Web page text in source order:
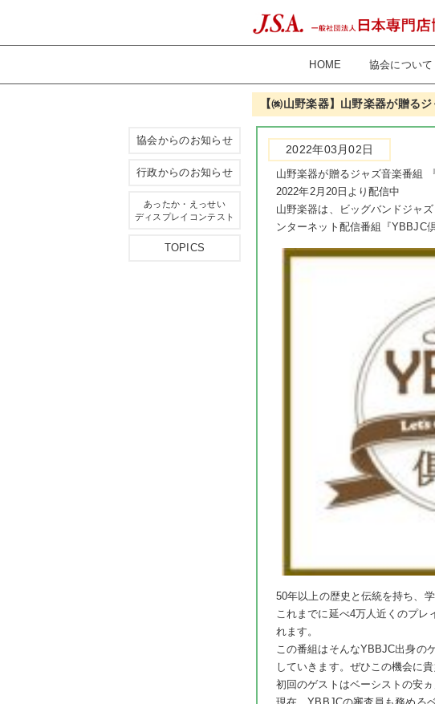
HOME 協会について
協会からのお知らせ
行政からのお知らせ
あったか・えっせい
ディスプレイコンテスト
TOPICS
【㈱山野楽器】山野楽器が贈る
2022年03月02日
山野楽器が贈るジャズ音楽番組
2022年2月20日より配信中
山野楽器は、ビッグバンドジャ
ンターネット配信番組『YBBJC
50年以上の歴史と伝統を持ち、
これまでに延べ4万人近くのプレ
れます。
この番組はそんなYBBJC出身の
していきます。ぜひこの機会に
初回のゲストはベーシストの安ヵ